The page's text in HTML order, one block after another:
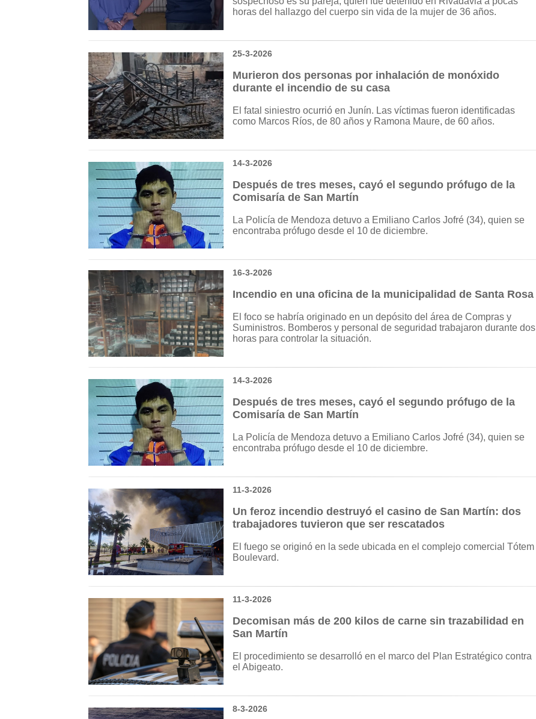
horas del hallazgo del cuerpo sin vida de la mujer de 36 años.
25-3-2026
Murieron dos personas por inhalación de monóxido
durante el incendio de su casa
El fatal siniestro ocurrió en Junín. Las víctimas fueron identificadas
como Marcos Ríos, de 80 años y Ramona Maure, de 60 años.
14-3-2026
Después de tres meses, cayó el segundo prófugo de la
Comisaría de San Martín
La Policía de Mendoza detuvo a Emiliano Carlos Jofré (34), quien se
encontraba prófugo desde el 10 de diciembre.
16-3-2026
Incendio en una oficina de la municipalidad de Santa Rosa
El foco se habría originado en un depósito del área de Compras y
Suministros. Bomberos y personal de seguridad trabajaron durante dos
horas para controlar la situación.
14-3-2026
Después de tres meses, cayó el segundo prófugo de la
Comisaría de San Martín
La Policía de Mendoza detuvo a Emiliano Carlos Jofré (34), quien se
encontraba prófugo desde el 10 de diciembre.
11-3-2026
Un feroz incendio destruyó el casino de San Martín: dos
trabajadores tuvieron que ser rescatados
El fuego se originó en la sede ubicada en el complejo comercial Tótem
Boulevard.
11-3-2026
Decomisan más de 200 kilos de carne sin trazabilidad en
San Martín
El procedimiento se desarrolló en el marco del Plan Estratégico contra
el Abigeato.
8-3-2026